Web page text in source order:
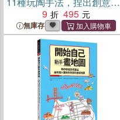
足的陶器！
9 495
無庫存